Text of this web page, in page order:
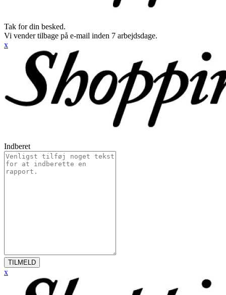
Tak for din besked.
Vi vender tilbage på e-mail inden 7 arbejdsdage.
x
Indberet
TILMELD
x